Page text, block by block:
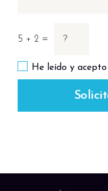
5 + 2 =
He leído y